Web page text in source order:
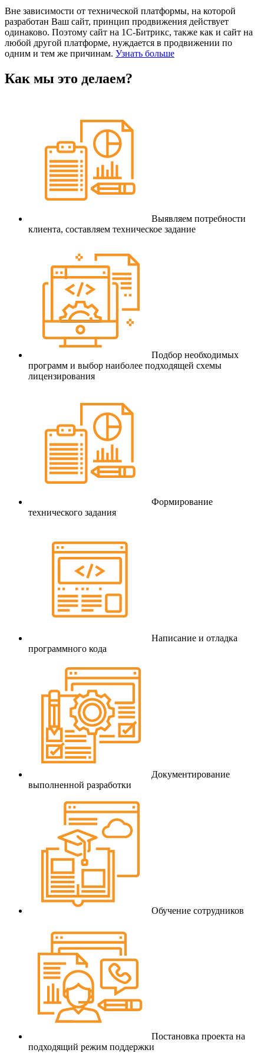
Вне зависимости от технической платформы, на которой
разработан Ваш сайт, принцип продвижения действует
одинаково. Поэтому сайт на 1С-Битрикс, также как и сайт на
любой другой платформе, нуждается в продвижении по
одним и тем же причинам. Узнать больше
Как мы это делаем?
Выявляем потребности
клиента, составляем техническое задание
Подбор необходимых
программ и выбор наиболее подходящей схемы
лицензирования
Формирование
технического задания
Написание и отладка
программного кода
Документирование
выполненной разработки
Обучение сотрудников
Постановка проекта на
подходящий режим поддержки